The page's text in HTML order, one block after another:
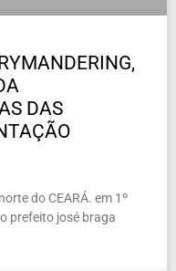
DAS
do CEARÁ. em 1º
prefeito josé braga